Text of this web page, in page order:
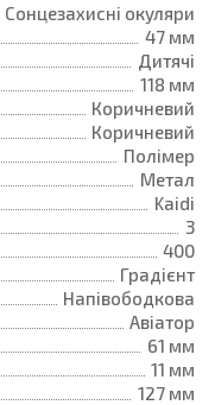
Сонцезахисні окуляри
47 мм
Дитячі
118 мм
Коричневий
Коричневий
Полімер
Метал
Kaidi
3
400
Градієнт
Напівободкова
Авіатор
61 мм
11 мм
127 мм